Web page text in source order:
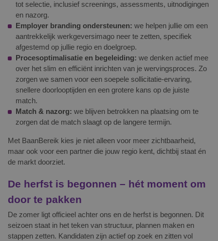
tot selectie, inclusief screenings, assessments, uitnodigingen
en nazorg.
Employer branding ondersteunen: we helpen jullie om een
aantrekkelijk werkgeversimago neer te zetten, specifiek
afgestemd op jullie regio en doelgroep.
Procesoptimalisatie en begeleiding: we denken actief mee
over het slim en efficiënt inrichten van je wervingsproces. Zo
zorgen we samen voor een soepele sollicitatie-ervaring,
snellere doorlooptijden en een grotere kans op de juiste
match.
Match & nazorg: we blijven betrokken na plaatsing om te
zorgen dat de match slaagt op de langere termijn.
Met BaanBereik kies je niet alleen voor meer zichtbaarheid,
maar ook voor een partner die jouw regio kent, dichtbij staat én
de markt doorziet.
De herfst is begonnen – hét moment om
door te pakken
De zomer ligt officieel achter ons en de herfst is begonnen. Dit
seizoen staat in het teken van structuur, plannen maken en
stappen zetten. Kandidaten zijn actief op zoek en zitten vol